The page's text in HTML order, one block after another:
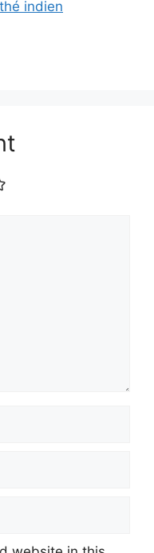
thé indien